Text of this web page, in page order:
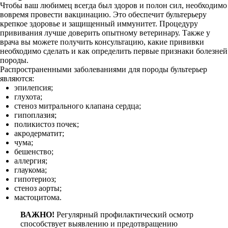
Чтобы ваш любимец всегда был здоров и полон сил, необходимо
вовремя провести вакцинацию. Это обеспечит бультерьеру
крепкое здоровье и защищенный иммунитет. Процедуру
прививания лучше доверить опытному ветеринару. Также у
врача вы можете получить консультацию, какие прививки
необходимо сделать и как определить первые признаки болезней
породы.
Распространенными заболеваниями для породы бультерьер
являются:
эпилепсия;
глухота;
стеноз митрального клапана сердца;
гипоплазия;
поликистоз почек;
акродерматит;
чума;
бешенство;
аллергия;
глаукома;
гипотериоз;
стеноз аорты;
мастоцитома.
ВАЖНО! Регулярный профилактический осмотр
способствует выявлению и предотвращению